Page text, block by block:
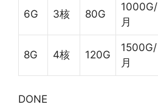
6G 3核 80G
1000G/
月
8G 4核 120G
1500G/
月
DONE